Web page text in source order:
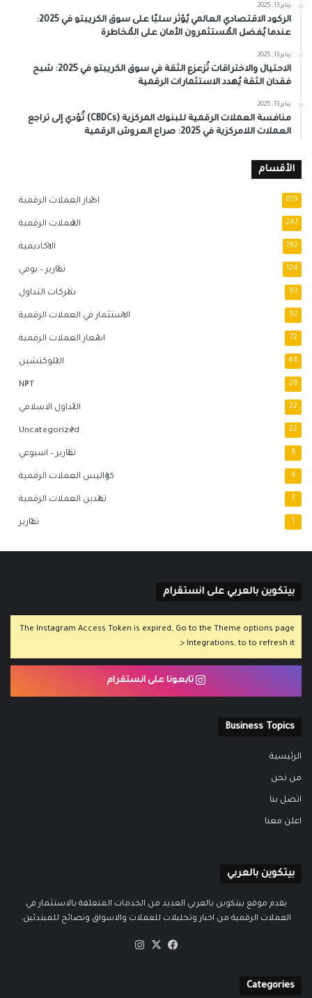
يناير 13, 2025
الركود الاقتصادي العالمي يُؤثر سلبًا على سوق الكريبتو في 2025:
عندما يُفضل المُستثمرون الأمان على المُخاطرة
يناير 13, 2025
الاحتيال والاختراقات تُزعزع الثقة في سوق الكريبتو في 2025: شبح
فقدان الثقة يُهدد الاستثمارات الرقمية
يناير 13, 2025
منافسة العملات الرقمية للبنوك المركزية (CBDCs) تُؤدي إلى تراجع
العملات اللامركزية في 2025: صراع العروش الرقمية
الأقسام
اخبار العملات الرقمية 819
العملات الرقمية 247
الاكاديمية 192
تقارير – يومي 124
شركات التداول 93
الاستثمار في العملات الرقمية 92
اسعار العملات الرقمية 72
البلوكتشين 46
NFT 28
التداول الاسلامي 22
Uncategorized 22
تقارير – اسبوعي 8
كواليس العملات الرقمية 4
تعدين العملات الرقمية 3
تقارير 1
بيتكوين بالعربي على انستقرام
The Instagram Access Token is expired, Go to the Theme options page
> Integrations, to to refresh it.
تابعونا على انستقرام
Business Topics
الرئيسية
من نحن
اتصل بنا
اعلن معنا
بيتكوين بالعربي
يقدم موقع بيتكوين بالعربي العديد من الخدمات المتعلقة بالاستثمار في
العملات الرقمية من اخبار وتحليلات للعملات والاسواق ونصائح للمبتدئين.
فيسبوك
‫X
Categories